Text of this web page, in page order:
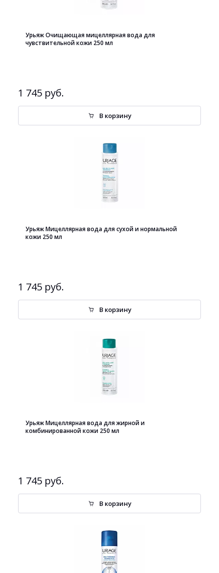
Урьяж Очищающая мицеллярная вода для
чувствительной кожи 250 мл
1 745 руб.
В корзину
Урьяж Мицеллярная вода для сухой и нормальной
кожи 250 мл
1 745 руб.
В корзину
Урьяж Мицеллярная вода для жирной и
комбинированной кожи 250 мл
1 745 руб.
В корзину